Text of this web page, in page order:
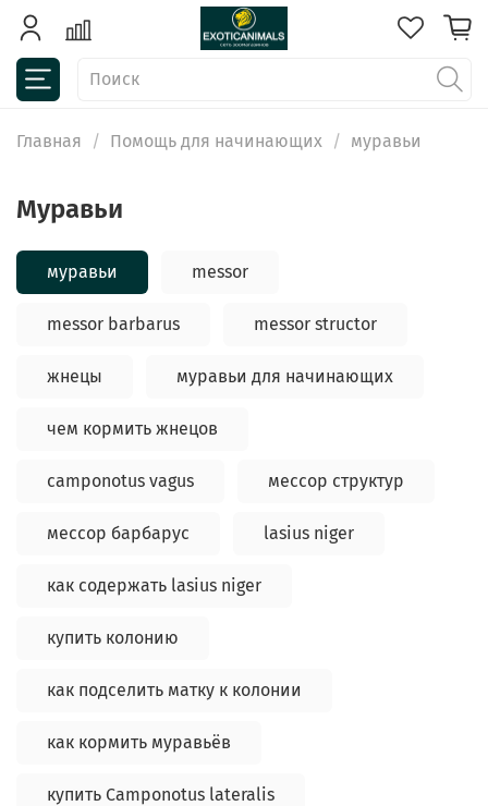
Главная Помощь для начинающих муравьи
муравьи
муравьи messor
messor barbarus messor structor
жнецы муравьи для начинающих
чем кормить жнецов
camponotus vagus мессор структур
мессор барбарус lasius niger
как содержать lasius niger
купить колонию
как подселить матку к колонии
как кормить муравьёв
купить Camponotus lateralis